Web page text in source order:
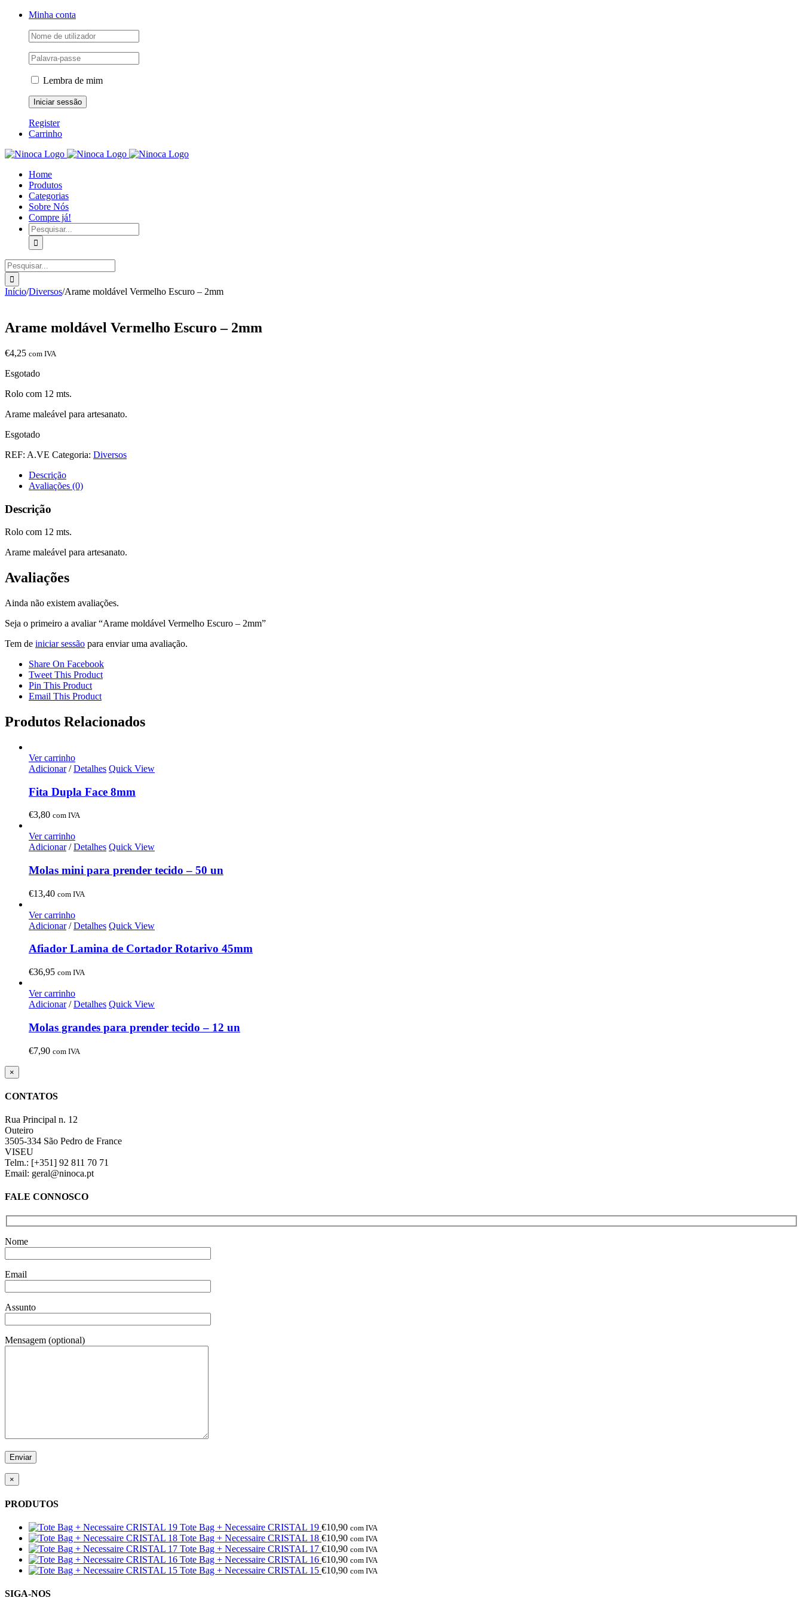
Skip
Facebook
Instagram
YouTubeMinha conta
Lembra de mim
Register
Carrinho
Home
Produtos
Categorias
Sobre Nós
Compre já!
Pesquisar
Pesquisar
Início/Diversos/Arame moldável Vermelho Escuro – 2mm
Arame moldável Vermelho Escuro – 2mm
€4,25 com IVA
Esgotado
Rolo com 12 mts.
Arame maleável para artesanato.
Esgotado
REF: A.VE Categoria: Diversos
Descrição
Avaliações (0)
Descrição
Rolo com 12 mts.
Arame maleável para artesanato.
Avaliações
Ainda não existem avaliações.
Seja o primeiro a avaliar “Arame moldável Vermelho Escuro – 2mm”
Tem de iniciar sessão para enviar uma avaliação.
Share On Facebook
Tweet This Product
Pin This Product
Email This Product
Produtos Relacionados
Ver carrinho
Adicionar/ Detalhes Quick View
Fita Dupla Face 8mm
€3,80 com IVA
Ver carrinho
Adicionar/ Detalhes Quick View
Molas mini para prender tecido – 50 un
€13,40 com IVA
Ver carrinho
Adicionar/ Detalhes Quick View
Afiador Lamina de Cortador Rotarivo 45mm
€36,95 com IVA
Ver carrinho
Adicionar/ Detalhes Quick View
Molas grandes para prender tecido – 12 un
€7,90 com IVA
Close
product
view
×
CONTATOS
Rua Principal n. 12
Outeiro
3505-334 São Pedro de France
VISEU
Telm.: [+351] 92 811 70 71
Email: geral@ninoca.pt
FALE CONNOSCO
Nome
Email
Assunto
Mensagem (optional)
×
PRODUTOS
Tote Bag + Necessaire CRISTAL 19 €10,90 com IVA
Tote Bag + Necessaire CRISTAL 18 €10,90 com IVA
Tote Bag + Necessaire CRISTAL 17 €10,90 com IVA
Tote Bag + Necessaire CRISTAL 16 €10,90 com IVA
Tote Bag + Necessaire CRISTAL 15 €10,90 com IVA
SIGA-NOS